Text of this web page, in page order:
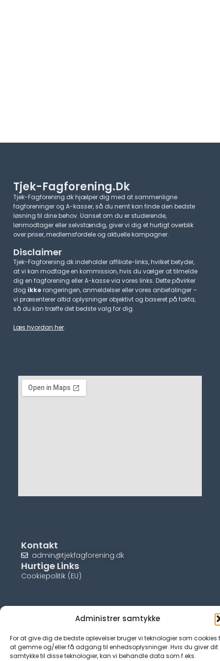
Administrer samtykke
For at give dig de bedste oplevelser bruger vi teknologier som cookies
at gemme og/eller få adgang til enhedsoplysninger. Hvis du giver dit
samtykke til disse teknologier, kan vi behandle data som f.eks.
Tjek-Fagforening.dk
Tjek-Fagforening.dk hjælper dig med at sammenligne
fagforeninger og A-kasser, så du nemt kan finde den bedste
løsning til dine behov. Uanset om du er studerende,
lønmodtager eller selvstændig, giver vi dig et hurtigt overblik
over priser, medlemsfordele og aktuelle kampagner.​
Disclaimer
Tjek-Fagforening.dk indeholder affiliate-links, hvilket betyder,
at vi kan modtage en kommission, hvis du vælger at tilmelde
dig en fagforening eller A-kasse via vores links. Dette påvirker
dog ikkerangeringen, anmeldelser eller vores anbefalinger –
vi præsenterer altid oplysninger objektivt og baseret på fakta,
så du kan træffe det bedste valg for dig.
Læs hvordan her.
Kontakt
admin@tjekfagforening.dk
Hurtige Links
Cookiepolitik (EU)